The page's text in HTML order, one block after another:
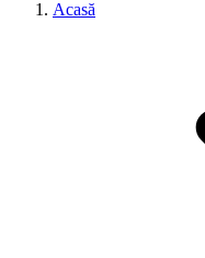
Acasă